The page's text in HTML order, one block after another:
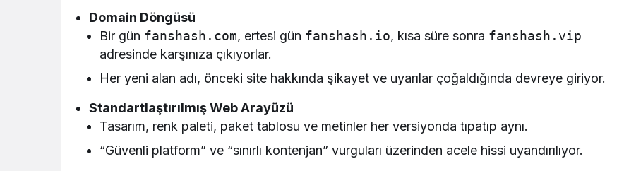
Domain Döngüsü
Bir gün fanshash.com, ertesi gün fanshash.io, kısa süre sonra fanshash.vip
adresinde karşınıza çıkıyorlar.
Her yeni alan adı, önceki site hakkında şikayet ve uyarılar çoğaldığında devreye giriyor.
Standartlaştırılmış Web Arayüzü
Tasarım, renk paleti, paket tablosu ve metinler her versiyonda tıpatıp aynı.
“Güvenli platform” ve “sınırlı kontenjan” vurguları üzerinden acele hissi uyandırılıyor.